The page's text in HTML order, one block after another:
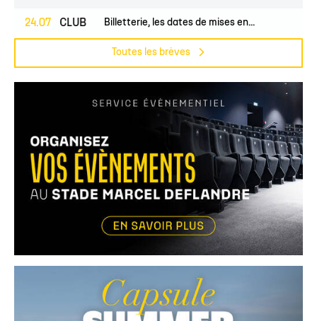
24.07
PROS CLUB Billetterie, les dates de mises en...
Toutes les brèves